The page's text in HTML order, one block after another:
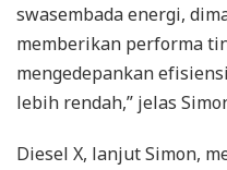
swasembada energi,
memberikan performa
mengedepankan
lebih rendah,” jelas
Diesel X, lanjut Simon,